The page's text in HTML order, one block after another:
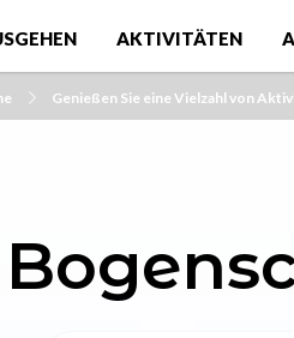
AKTIVITÄTEN
Genießen Sie eine Vielzahl von